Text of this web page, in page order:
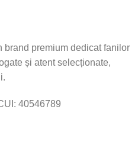
brand premium dedicat fanilor
și atent selecționate,
40546789